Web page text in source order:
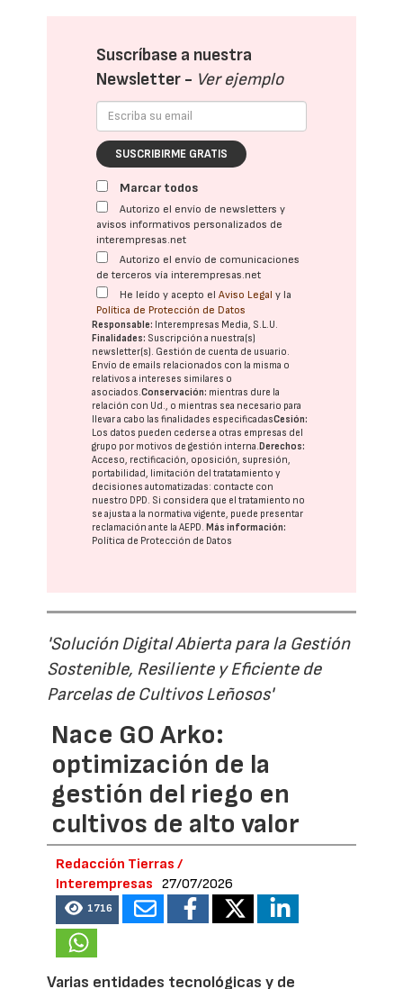
Suscríbase a nuestra
Newsletter - Ver ejemplo
SUSCRIBIRME GRATIS
Marcar todos
Autorizo el envío de newsletters y
avisos informativos personalizados de
interempresas.net
Autorizo el envío de comunicaciones
de terceros vía interempresas.net
He leído y acepto elAviso Legal y la
Política de Protección de Datos
Responsable: Interempresas Media, S.L.U.
Finalidades: Suscripción a nuestra(s)
newsletter(s). Gestión de cuenta de usuario.
Envío de emails relacionados con la misma o
relativos a intereses similares o
asociados.Conservación: mientras dure la
relación con Ud., o mientras sea necesario para
llevar a cabo las finalidades especificadasCesión:
Los datos pueden cederse a otras empresas del
grupo por motivos de gestión interna.Derechos:
Acceso, rectificación, oposición, supresión,
portabilidad, limitación del tratatamiento y
decisiones automatizadas: contacte con
nuestro DPD. Si considera que el tratamiento no
se ajusta a la normativa vigente, puede presentar
reclamación ante laAEPD.Más información:
Política de Protección de Datos
'Solución Digital Abierta para la Gestión
Sostenible, Resiliente y Eficiente de
Parcelas de Cultivos Leñosos'
Nace GO Arko:
optimización de la
gestión del riego en
cultivos de alto valor
Redacción Tierras /
Interempresas
27/07/2026
1716
Varias entidades tecnológicas y de